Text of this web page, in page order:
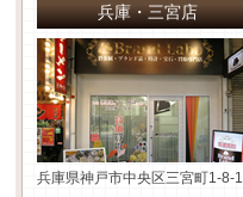
兵庫・三宮店
兵庫県神戸市中央区三宮町1-8-1